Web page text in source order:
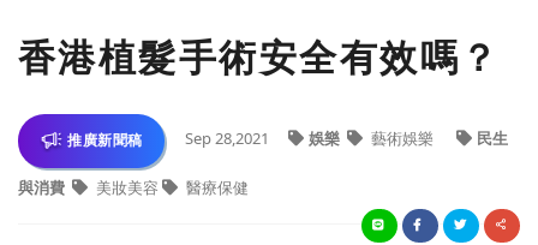
香港植髮手術安全有效嗎？
推廣新聞稿 Sep 28,2021 娛樂 藝術娛樂 民生
與消費 美妝美容 醫療保健